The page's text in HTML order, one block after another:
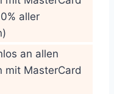
aller
an allen
mit MasterCard